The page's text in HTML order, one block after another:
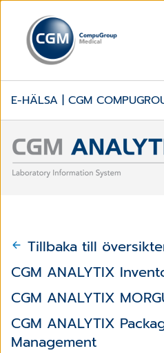
E-HÄLSA | CGM
Tillbaka till
CGM ANALYTIX
CGM ANALYTIX
CGM ANALYTIX
Management